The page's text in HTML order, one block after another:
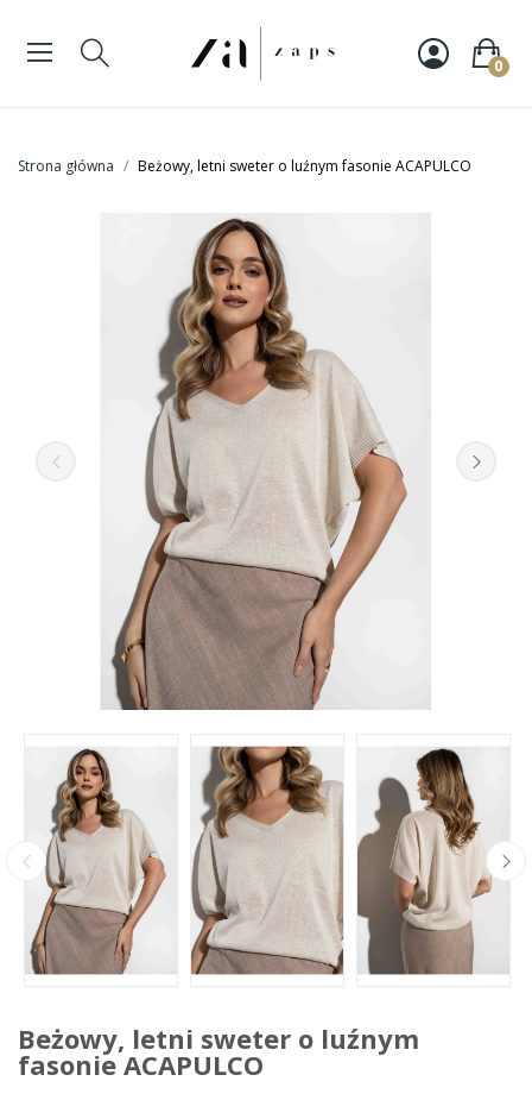
0
Strona główna Beżowy, letni sweter o luźnym fasonie ACAPULCO
Beżowy, letni sweter o luźnym
fasonie ACAPULCO